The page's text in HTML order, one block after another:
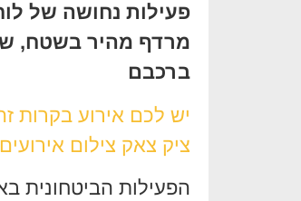
פעילות נחושה של
מרדף מהיר בשטח,
ברכבם
יש לכם אירוע בקרות
ציק צאק צילום
הפעילות הביטחונית